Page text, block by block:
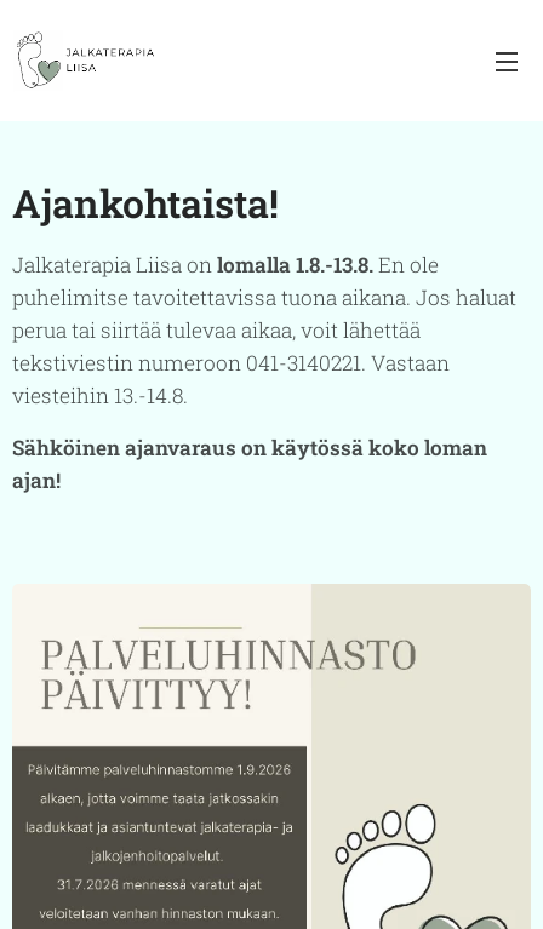
Ajankohtaista!
Jalkaterapia Liisa onlomalla 1.8.-13.8.En ole
puhelimitse tavoitettavissa tuona aikana. Jos haluat
perua tai siirtää tulevaa aikaa, voit lähettää
tekstiviestin numeroon 041-3140221. Vastaan
viesteihin 13.-14.8.
Sähköinen ajanvaraus on käytössä koko loman
ajan!